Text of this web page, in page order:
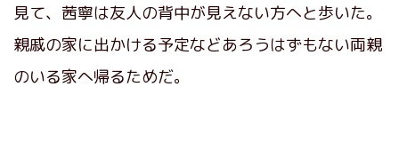
見て、茜寧は友人の背中が見えない方へと歩いた。
親戚の家に出かける予定などあろうはずもない両親
のいる家へ帰るためだ。